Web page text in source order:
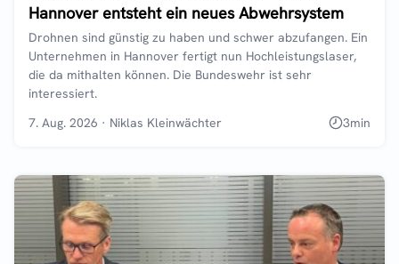
Hannover entsteht ein neues Abwehrsystem
Drohnen sind günstig zu haben und schwer abzufangen. Ein
Unternehmen in Hannover fertigt nun Hochleistungslaser,
die da mithalten können. Die Bundeswehr ist sehr
interessiert.
7. Aug. 2026 · Niklas Kleinwächter 3min